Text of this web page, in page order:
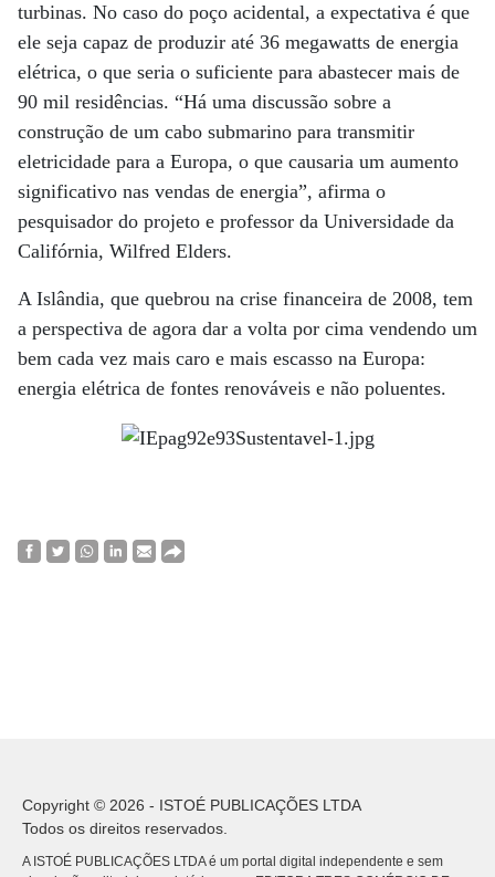
turbinas. No caso do poço acidental, a expectativa é que
ele seja capaz de produzir até 36 megawatts de energia
elétrica, o que seria o suficiente para abastecer mais de
90 mil residências. “Há uma discussão sobre a
construção de um cabo submarino para transmitir
eletricidade para a Europa, o que causaria um aumento
significativo nas vendas de energia”, afirma o
pesquisador do projeto e professor da Universidade da
Califórnia, Wilfred Elders.
A Islândia, que quebrou na crise financeira de 2008, tem
a perspectiva de agora dar a volta por cima vendendo um
bem cada vez mais caro e mais escasso na Europa:
energia elétrica de fontes renováveis e não poluentes.
Copyright © 2026 - ISTOÉ PUBLICAÇÕES LTDA
Todos os direitos reservados.
A ISTOÉ PUBLICAÇÕES LTDA é um portal digital independente e sem